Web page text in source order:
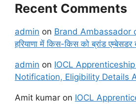
Recent Comments
admin on Brand Ambassador
हरियाणा में किस-किस को ब्रांड एम्बेसडर
admin on IOCL
Notification, Eligibility Details
Amit kumar on IOCL